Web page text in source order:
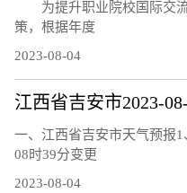
为提升职业院校国际交流
策，根据年度
2023-08-04
一、江西省吉安市天气预报
08时39分变更
2023-08-04